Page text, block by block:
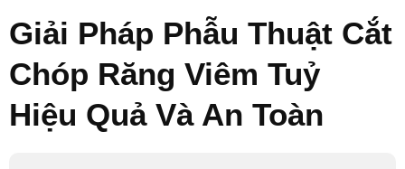
Giải Pháp Phẫu Thuật Cắt
Chóp Răng Viêm Tuỷ
Hiệu Quả Và An Toàn